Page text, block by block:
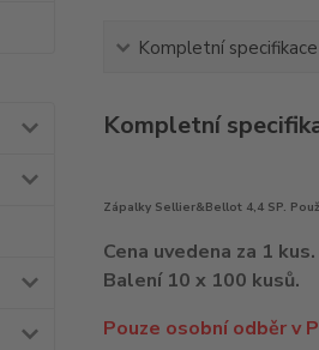
Kompletní specifikace
Kompletní
Zápalky Sellier&Bellot 4,4 SP.
Cena uvedena za 1 kus.
Balení 10 x 100 kusů.
Pouze osobní odběr v